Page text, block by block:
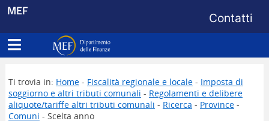
MEF Menu di
Contatti
Apri menu principale
Dipartimento delle Finanze
Ti trovia in: Home- Fiscalità regionale e locale- Imposta di
soggiorno e altri tributi comunali - Regolamenti e delibere
aliquote/tariffe altri tributi comunali - Ricerca - Province-
Comuni - Scelta anno